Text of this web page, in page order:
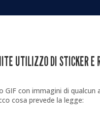
UTILIZZO DI STICKER E
con immagini di qualcun
cosa prevede la legge: